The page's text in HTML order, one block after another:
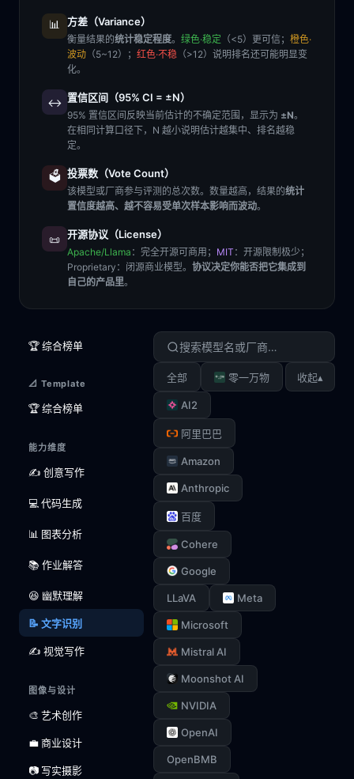
📊 方差（Variance）
衡量结果的统计稳定程度。 绿色·稳定 （<5）更可信； 橙色·
波动 （5~12）； 红色·不稳 （>12）说明排名还可能明显变
化。
↔️ 置信区间（95% CI = ±N）
95% 置信区间反映当前估计的不确定范围，显示为 ±N。
在相同计算口径下，N 越小说明估计越集中、排名越稳
定。
🗳️ 投票数（Vote Count）
该模型或厂商参与评测的总次数。数量越高，结果的统计
置信度越高、越不容易受单次样本影响而波动。
📜 开源协议（License）
Apache/Llama ：完全开源可商用； MIT ：开源限制极少；
Proprietary ：闭源商业模型。 协议决定你能否把它集成到
自己的产品里。
🏆 综合榜单
📐 Template
🏆 综合榜单
能力维度
✍️ 创意写作
💻 代码生成
📊 图表分析
📚 作业解答
😆 幽默理解
📝 文字识别
✍️ 视觉写作
图像与设计
🎨 艺术创作
💼 商业设计
📷 写实摄影
全部 零一万物
AI2
阿里巴巴
Amazon
Anthropic
百度
Cohere
Google
LLaVA Meta
Microsoft
Mistral AI
Moonshot AI
NVIDIA
OpenAI
OpenBMB
收起▴